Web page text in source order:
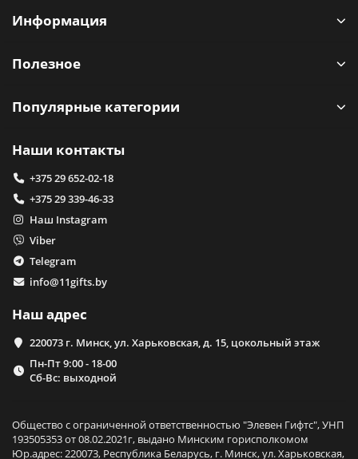
Информация
Полезное
Популярные категории
Наши контакты
+375 29 652-02-18
+375 29 339-46-33
Наш Instagram
Viber
Telegram
info@11gifts.by
Наш адрес
220073 г. Минск, ул. Харьковская, д. 15, цокольный этаж
Пн-Пт 9:00 - 18-00
Сб-Вс: выходной
Общество с ограниченной ответственностью "Элевен Гифтс", УНП
193505353 от 08.02.2021г, выдано Минским горисполкомом
Юр.адрес: 220073, Республика Беларусь, г. Минск, ул. Харьковская,